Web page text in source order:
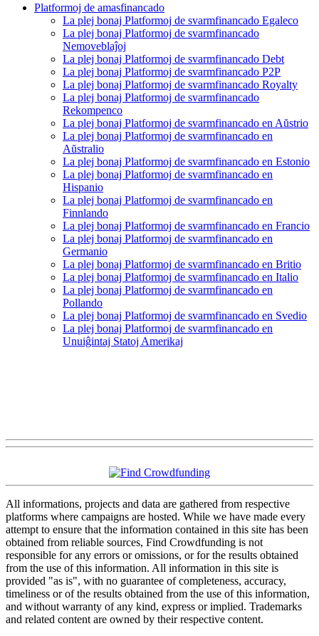
Platformoj de amasfinancado
La plej bonaj Platformoj de svarmfinancado Egaleco
La plej bonaj Platformoj de svarmfinancado
Nemoveblaĵoj
La plej bonaj Platformoj de svarmfinancado Debt
La plej bonaj Platformoj de svarmfinancado P2P
La plej bonaj Platformoj de svarmfinancado Royalty
La plej bonaj Platformoj de svarmfinancado
Rekompenco
La plej bonaj Platformoj de svarmfinancado en Aŭstrio
La plej bonaj Platformoj de svarmfinancado en
Aŭstralio
La plej bonaj Platformoj de svarmfinancado en Estonio
La plej bonaj Platformoj de svarmfinancado en
Hispanio
La plej bonaj Platformoj de svarmfinancado en
Finnlando
La plej bonaj Platformoj de svarmfinancado en Francio
La plej bonaj Platformoj de svarmfinancado en
Germanio
La plej bonaj Platformoj de svarmfinancado en Britio
La plej bonaj Platformoj de svarmfinancado en Italio
La plej bonaj Platformoj de svarmfinancado en
Pollando
La plej bonaj Platformoj de svarmfinancado en Svedio
La plej bonaj Platformoj de svarmfinancado en
Unuiĝintaj Statoj Amerikaj
All informations, projects and data are gathered from respective
platforms where campaigns are hosted. While we have made every
attempt to ensure that the information contained in this site has been
obtained from reliable sources, Find Crowdfunding is not
responsible for any errors or omissions, or for the results obtained
from the use of this information. All information in this site is
provided "as is", with no guarantee of completeness, accuracy,
timeliness or of the results obtained from the use of this information,
and without warranty of any kind, express or implied. Trademarks
and related content are owned by their respective content.